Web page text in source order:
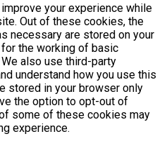
your experience while
Out of these cookies, the
necessary are stored on your
the working of basic
also use third-party
understand how you use this
stored in your browser only
the option to opt-out of
some of these cookies may
experience.